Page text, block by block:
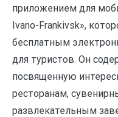
приложением для
Ivano-Frankivsk»,
бесплатным
для туристов. Он
посвященную
ресторанам,
развлекательным